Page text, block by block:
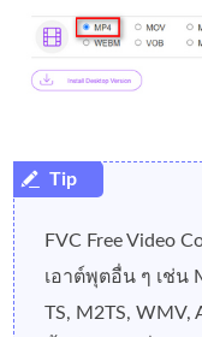
FVC Free Video
เอาต์พุตอื่น ๆ เช่น
TS, M2TS, WMV,